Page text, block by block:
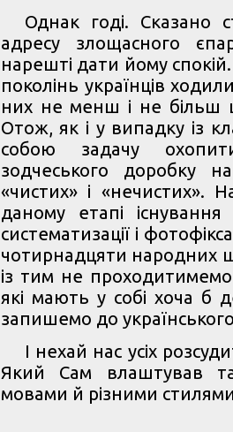
Однак годі. Сказано
адресу злощасного
нарешті дати йому
поколінь українців
них не менш і не більш
Отож, як і у випадку із
собою задачу
зодчеського доробку
«чистих» і
даному етапі існування
систематизації і
чотирнадцяти народних
із тим не
які мають у собі хоча б
запишемо до
І нехай нас усіх
Який Сам влаштував
мовами й різними